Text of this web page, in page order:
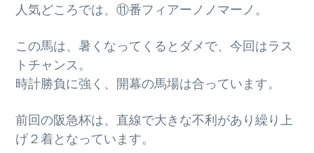
人気どころでは、⑪番フィアーノノマーノ。
この馬は、暑くなってくるとダメで、今回はラス
トチャンス。
時計勝負に強く、開幕の馬場は合っています。
前回の阪急杯は、直線で大きな不利があり繰り上
げ２着となっています。